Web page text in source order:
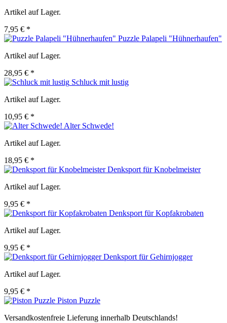
Artikel auf Lager.
7,95 € *
Puzzle Palapeli "Hühnerhaufen"
Artikel auf Lager.
28,95 € *
Schluck mit lustig
Artikel auf Lager.
10,95 € *
Alter Schwede!
Artikel auf Lager.
18,95 € *
Denksport für Knobelmeister
Artikel auf Lager.
9,95 € *
Denksport für Kopfakrobaten
Artikel auf Lager.
9,95 € *
Denksport für Gehirnjogger
Artikel auf Lager.
9,95 € *
Piston Puzzle
Versandkostenfreie Lieferung innerhalb Deutschlands!